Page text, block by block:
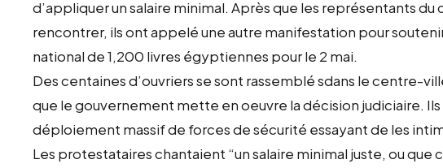
d’appliquer un salaire minimal. Après que les représentants
rencontrer, ils ont appelé une autre manifestation pour
national de 1,200 livres égyptiennes pour le 2 mai.
Des centaines d’ouvriers se sont rassemblé sdans le centre-
que le gouvernement mette en oeuvre la décision judiciaire.
déploiement massif de forces de sécurité essayant de les
Les protestataires chantaient “un salaire minimal juste, ou